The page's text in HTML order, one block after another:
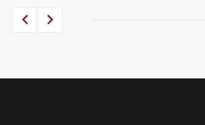
84,00 €.
39,95 €.